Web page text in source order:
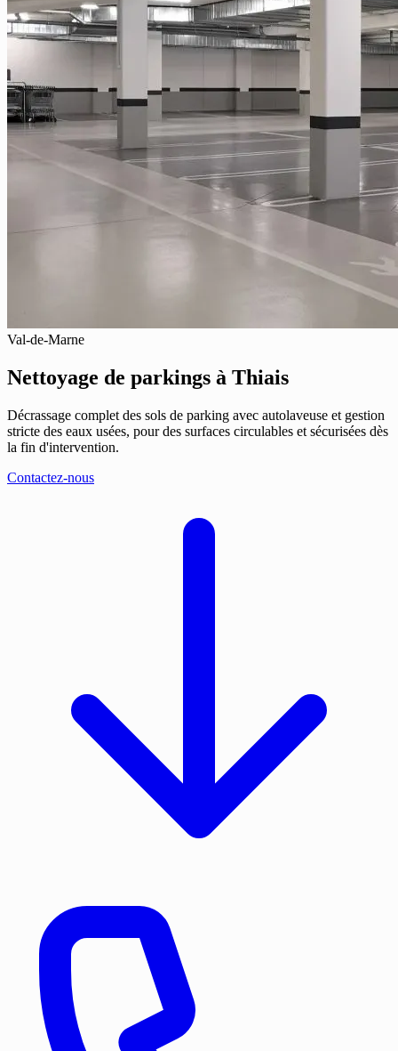
Val-de-Marne
Nettoyage de parkings à Thiais
Décrassage complet des sols de parking avec autolaveuse et gestion
stricte des eaux usées, pour des surfaces circulables et sécurisées dès
la fin d'intervention.
Contactez-nous